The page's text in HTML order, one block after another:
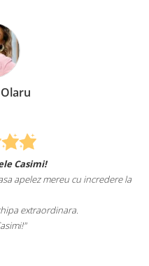
Casimi!
apelez mereu cu incredere la
extraordinara.